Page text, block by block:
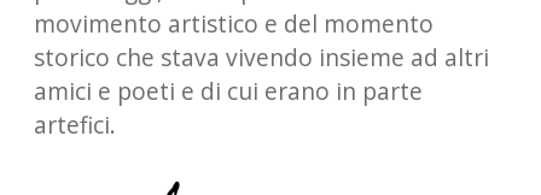
movimento artistico e del momento
storico che stava vivendo insieme ad altri
amici e poeti e di cui erano in parte
artefici.